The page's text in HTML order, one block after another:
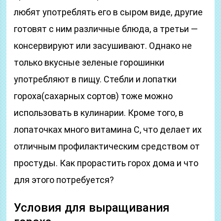
любят употреблять его в сыром виде, другие
готовят с ним различные блюда, а третьи —
консервируют или засушивают. Однако не
только вкусные зеленые горошинки
употребляют в пищу. Стебли и лопатки
гороха(сахарных сортов) тоже можно
использовать в кулинарии. Кроме того, в
лопаточках много витамина С, что делает их
отличным профилактическим средством от
простуды. Как прорастить горох дома и что
для этого потребуется?
Условия для выращивания